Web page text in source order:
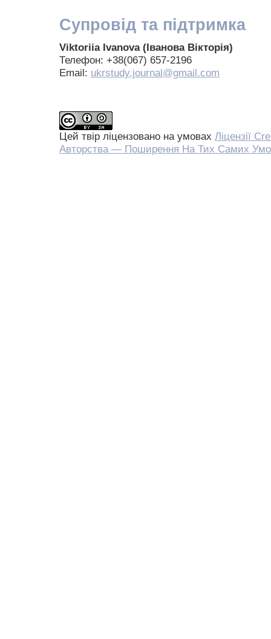
Супровід та підтримка
Viktoriia Ivanova (Іванова Вікторія)
Телефон: +38(067) 657-2196
Email: ukrstudy.journal@gmail.com
Цей твір ліцензовано на умовах Ліцензії
Авторства — Поширення На Тих Самих